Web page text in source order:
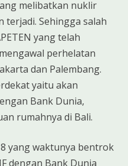
melibatkan nuklir
Sehingga salah
yang telah
perhelatan
dan Palembang.
yaitu akan
Bank Dunia,
rumahnya di Bali.
yang waktunya bentrok
dengan Bank Dunia